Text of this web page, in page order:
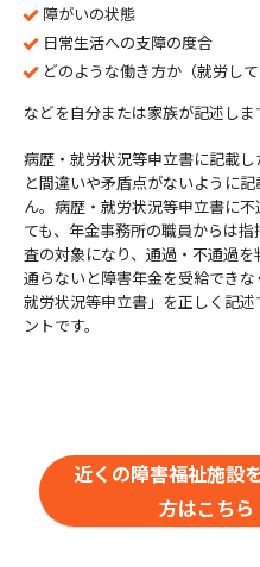
障がいの状態
日常生活への支障の度合
どのような働き方か（就労して
などを自分または家族が記述しま
病歴・就労状況等申立書に記載し
と間違いや矛盾点がないように
ん。病歴・就労状況等申立書に
ても、年金事務所の職員からは
査の対象になり、通過・不通過
通らないと障害年金を受給できな
就労状況等申立書」を正しく記
ントです。
近くの障害福祉施設
方はこちら